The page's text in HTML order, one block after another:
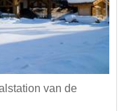
van de